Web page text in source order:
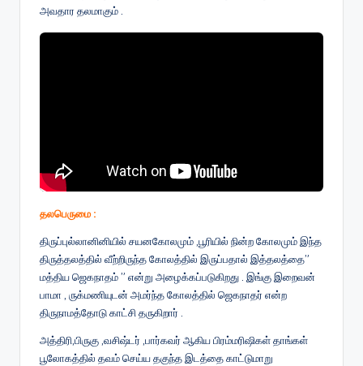
அவதார தலமாகும் .
தலபெருமை :
திருப்புல்லானினியில் சயனகோலமும் ,பூரியில் நின்ற கோலமும் இந்த
திருத்தலத்தில் வீற்றிருந்த கோலத்தில் இருப்பதால் இத்தலத்தை”
மத்திய ஜெகநாதம் ” என்று அழைக்கப்படுகிறது . இங்கு இறைவன்
பாமா , ருக்மணியுடன் அமர்ந்த கோலத்தில் ஜெகநாதர் என்ற
திருநாமத்தோடு காட்சி தருகிறார் .
அத்திரி,பிருகு ,வசிஷ்டர் ,பார்கவர் ஆகிய பிரம்மரிஷிகள் தாங்கள்
பூலோகத்தில் தவம் செய்ய தகுந்த இடத்தை காட்டுமாறு